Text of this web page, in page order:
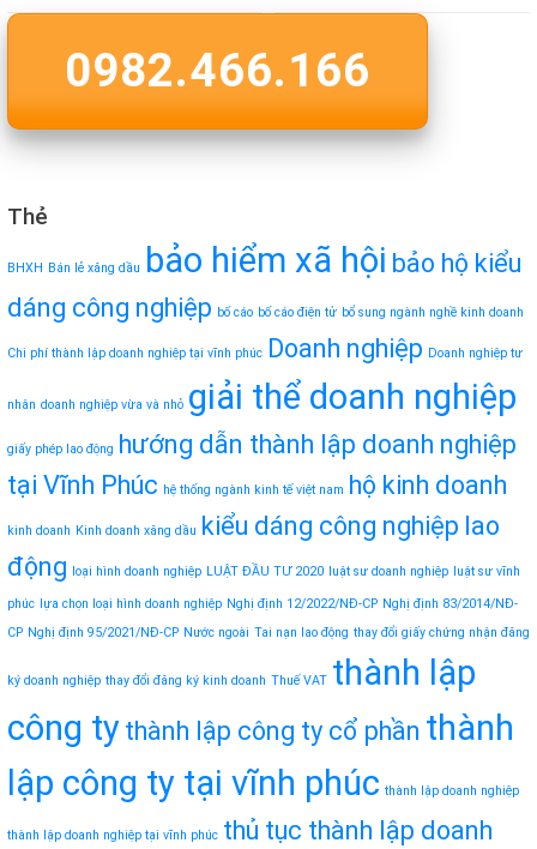
0982.466.166
Thẻ
BHXH Bán lẻ xăng dầu bảo hiểm xã hội bảo hộ kiểu
dáng công nghiệp bố cáo bố cáo điện tử bổ sung ngành nghề kinh doanh
Chi phí thành lập doanh nghiệp tại vĩnh phúc Doanh nghiệp Doanh nghiệp tư
nhân doanh nghiệp vừa và nhỏ giải thể doanh nghiệp
giấy phép lao động hướng dẫn thành lập doanh nghiệp
tại Vĩnh Phúc hệ thống ngành kinh tế việt nam hộ kinh doanh
kinh doanh Kinh doanh xăng dầu kiểu dáng công nghiệp lao
động loại hình doanh nghiệp LUẬT ĐẦU TƯ 2020 luật sư doanh nghiệp luật sư vĩnh
phúc lựa chọn loại hình doanh nghiệp Nghị định 12/2022/NĐ-CP Nghị định 83/2014/NĐ-
CP Nghị định 95/2021/NĐ-CP Nước ngoài Tai nạn lao động thay đổi giấy chứng nhận đăng
ký doanh nghiệp thay đổi đăng ký kinh doanh Thuế VAT thành lập
công ty thành lập công ty cổ phần thành
lập công ty tại vĩnh phúc thành lập doanh nghiệp
thành lập doanh nghiệp tại vĩnh phúc thủ tục thành lập doanh